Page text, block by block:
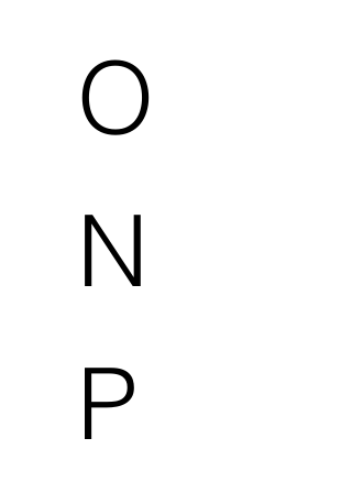
O
N
P